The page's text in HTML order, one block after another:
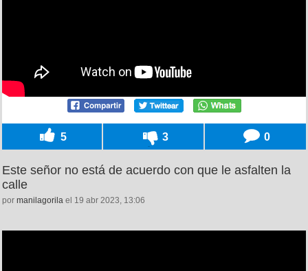
5 3 0
Este señor no está de acuerdo con que le asfalten la
calle
por manilagorila el 19 abr 2023, 13:06